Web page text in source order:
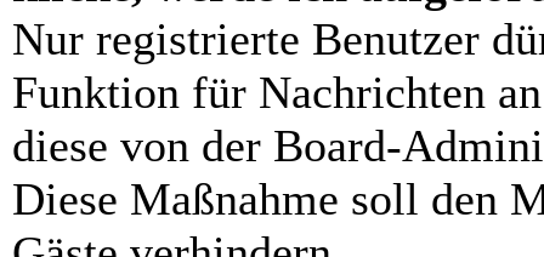
Nur registrierte Benutzer
Funktion für Nachrichten
diese von der Board-
Diese Maßnahme soll den